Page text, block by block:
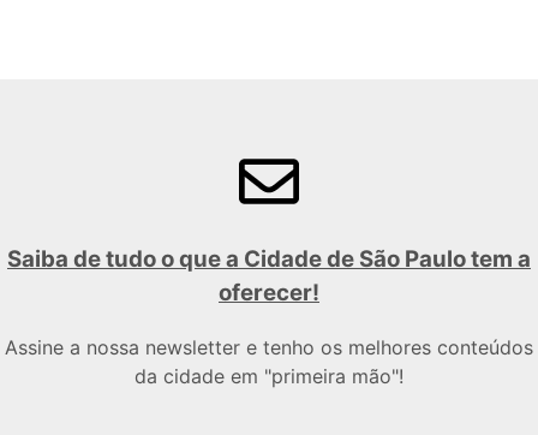
Saiba de tudo o que a Cidade de São Paulo tem a
oferecer!
Assine a nossa newsletter e tenho os melhores conteúdos
da cidade em "primeira mão"!